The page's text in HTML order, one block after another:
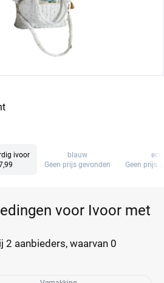
ivoor
blauw
Geen prijs gevonden
Geen prijs
voor Ivoor met
2 aanbieders, waarvan 0